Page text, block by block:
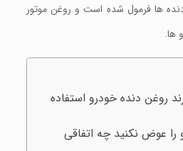
ها فرمول شده است و روغن موتور
ها.
روغن دنده خودرو استفاده
را عوض نکنید چه اتفاقی